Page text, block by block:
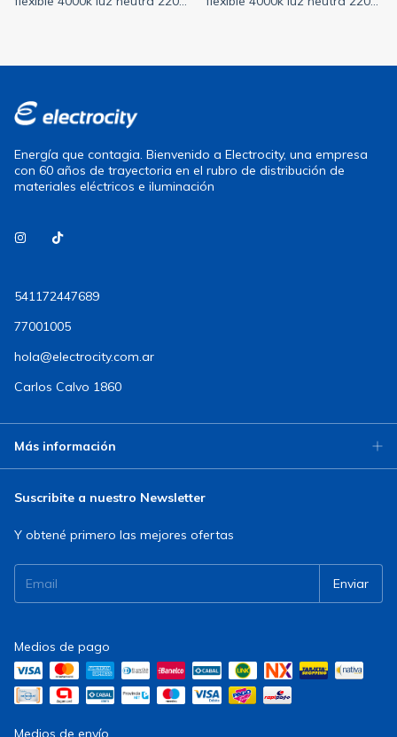
Energía que contagia. Bienvenido a Electrocity, una empresa
con 60 años de trayectoria en el rubro de distribución de
materiales eléctricos e iluminación
541172447689
77001005
hola@electrocity.com.ar
Carlos Calvo 1860
Más información
Suscribite a nuestro Newsletter
Y obtené primero las mejores ofertas
Medios de pago
Medios de envío